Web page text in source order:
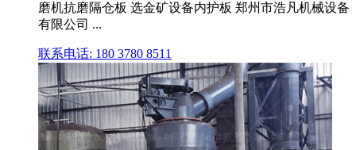
磨机抗磨隔仓板 选金矿设备内护板 郑州市浩凡机械设备
有限公司 ...
联系电话: 180 3780 8511